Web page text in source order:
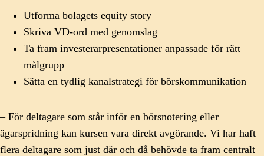
Utforma bolagets equity story
Skriva VD-ord med genomslag
Ta fram investerarpresentationer anpassade för rätt
målgrupp
Sätta en tydlig kanalstrategi för börskommunikation
– För deltagare som står inför en börsnotering eller
ägarspridning kan kursen vara direkt avgörande. Vi har haft
flera deltagare som just där och då behövde ta fram centralt